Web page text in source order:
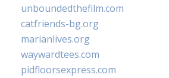
unboundedthefilm.com
catfriends-bg.org
marianlives.org
waywardtees.com
pidfloorsexpress.com